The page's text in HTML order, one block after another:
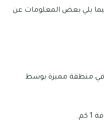
يلي بعض المعلومات عن
يقع فندق palazzo versace dubai في منطقة مميزة بوسط